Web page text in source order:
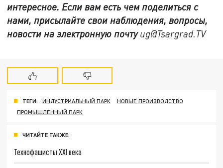
интересное. Если вам есть чем поделиться с
нами, присылайте свои наблюдения, вопросы,
новости на электронную почтуug@Tsargrad.TV
ТЕГИ: ИНДУСТРИАЛЬНЫЙ ПАРК
НОВЫЕ ПРОИЗВОДСТВО
ПРОМЫШЛЕННЫЙ ПАРК
ЧИТАЙТЕ ТАКЖЕ:
Технофашисты XXI века